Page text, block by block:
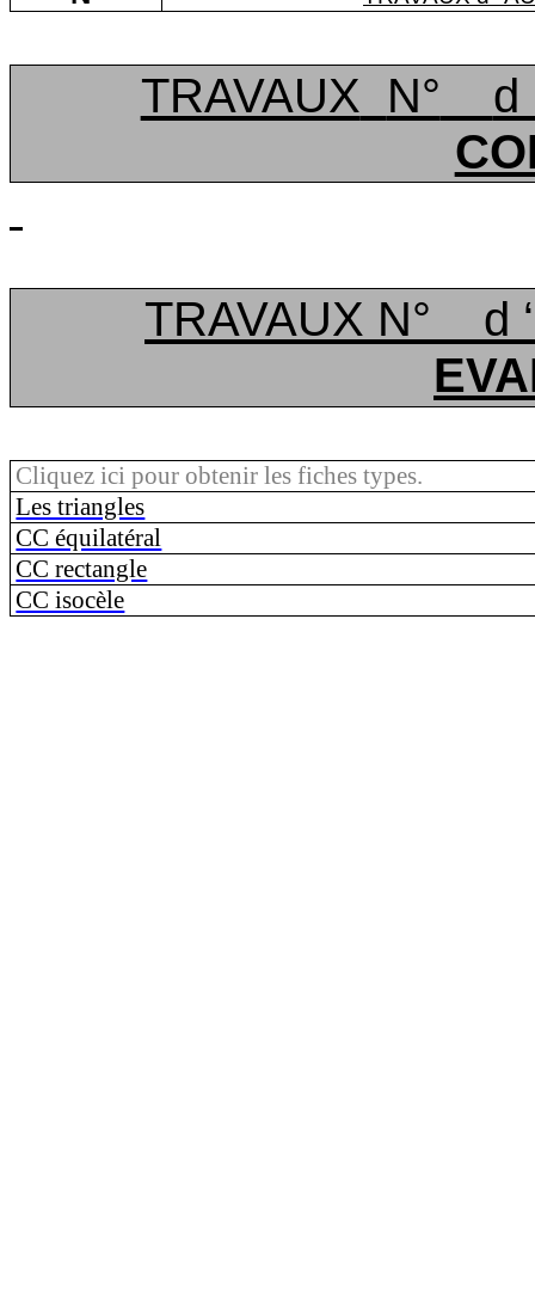
TRAVAUX N°
d
TRAVAUX N°
d
Cliquez ici pour obtenir les fiches types.
Les triangles
CC équilatéral
CC rectangle
CC isocèle